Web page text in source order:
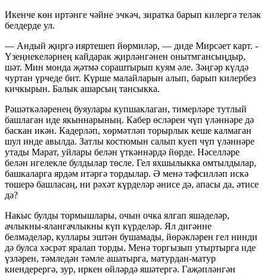
Икенче көн иртәнге чәйне эчкәч, зиратка барып килергә теләк
белдерде ул.
— Андый җиргә ияртешеп йөрмиләр, — диде Мирсәет карт. -
Үзеңнекеләрнең кайдарак җирләнгәнен онытмгансыңдыр,
шәт. Мин монда җәтмә сораштырып куям әле. Зәңгәр күлдә
чуртан үрчеде бит. Күрше малайларын алып, барып килербез
кичкырын. Балык ашарсың тансыкка.
Рәшәткәләренең буяулары купшаклаган, тимерләре тутлый
башлаган иде якыннарының. Кабер өсләрен чүп үләннәре дә
баскан икән. Кадерләп, хөрмәтләп торырлык кеше калмаган
шул инде авылда. Затлы костюмын салып куеп чүп үләннәре
утады Марат, уйлары белән үткәннәрдә йөрде. Нәселләре
белән игелекле булдылар төсле. Гел яхшылыкка омтылдылар,
башкаларга ярдәм итәргә тордылар. Ә менә тәфсилләп искә
төшерә башласаң, ни рәхәт күрделәр әнисе дә, апасы да, әтисе
дә?
Накыс булды тормышлары, очын очка ялгап яшәделәр,
ачлыкны-ялангачлыкны күп күрделәр. Ял дигәнне
белмәделәр, куллары эштән бушамады, йөрәкләрен гел нинди
дә булса хәсрәт яралап торды. Менә торгызып утыртырга иде
үзләрен, тәмледән тәмле ашатырга, матурдан-матур
киендерергә, зур, иркен өйләрдә яшәтергә. Гаҗәпләнгән